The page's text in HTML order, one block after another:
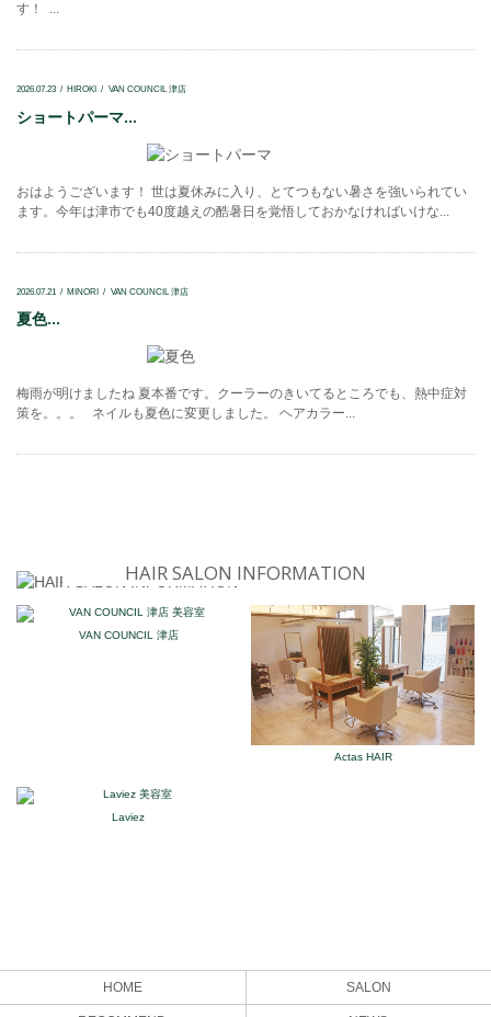
す！ ...
2026.07.23 HIROKI VAN COUNCIL 津店
ショートパーマ...
おはようございます！ 世は夏休みに入り、とてつもない暑さを強いられてい
ます。今年は津市でも40度越えの酷暑日を覚悟しておかなければいけな...
2026.07.21 MINORI VAN COUNCIL 津店
夏色...
梅雨が明けましたね 夏本番です。クーラーのきいてるところでも、熱中症対
策を。。。 ネイルも夏色に変更しました。 ヘアカラー...
HAIR SALON INFORMATION
VAN COUNCIL 津店
Actas HAIR
Laviez
HOME SALON